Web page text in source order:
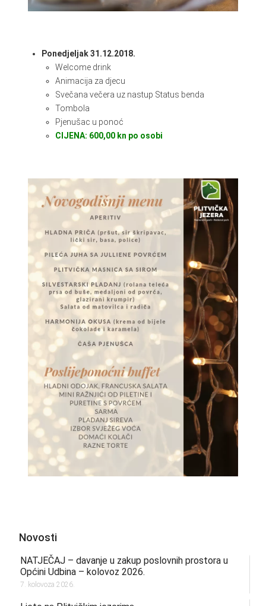
Ponedjeljak 31.12.2018.
Welcome drink
Animacija za djecu
Svečana večera uz nastup Status benda
Tombola
Pjenušac u ponoć
CIJENA: 600,00 kn po osobi
Novosti
NATJEČAJ – davanje u zakup poslovnih prostora u
Općini Udbina – kolovoz 2026.
7. kolovoza 2026.